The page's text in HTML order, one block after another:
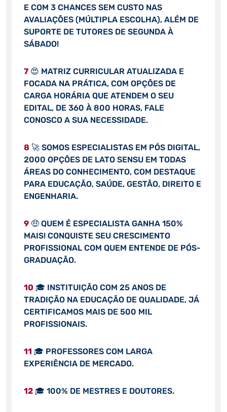
E COM 3 CHANCES SEM CUSTO NAS
AVALIAÇÕES (MÚLTIPLA ESCOLHA), ALÉM DE
SUPORTE DE TUTORES DE SEGUNDA À
SÁBADO!
7😍 MATRIZ CURRICULAR ATUALIZADA E
FOCADA NA PRÁTICA, COM OPÇÕES DE
CARGA HORÁRIA QUE ATENDEM O SEU
EDITAL, DE 360 À 800 HORAS, FALE
CONOSCO A SUA NECESSIDADE.
8 🚀 SOMOS ESPECIALISTAS EM PÓS DIGITAL,
2000 OPÇÕES DE LATO SENSU EM TODAS
ÁREAS DO CONHECIMENTO, COM DESTAQUE
PARA EDUCAÇÃO, SAÚDE, GESTÃO, DIREITO E
ENGENHARIA.
9🤑 QUEM É ESPECIALISTA GANHA 150%
MAIS! CONQUISTE SEU CRESCIMENTO
PROFISSIONAL COM QUEM ENTENDE DE PÓS-
GRADUAÇÃO.
10 🎓 INSTITUIÇÃO COM 25 ANOS DE
TRADIÇÃO NA EDUCAÇÃO DE QUALIDADE, JÁ
CERTIFICAMOS MAIS DE 500 MIL
PROFISSIONAIS.
11 🎓 PROFESSORES COM LARGA
EXPERIÊNCIA DE MERCADO.
12🎓 100% DE MESTRES E DOUTORES.